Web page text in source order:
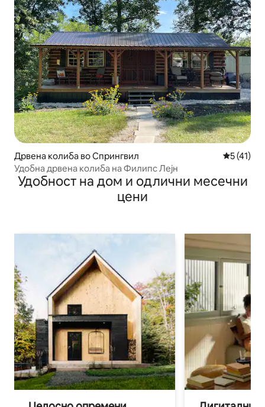
Дрвена колиба во Спрингвил
5 (41)
Удобна дрвена колиба на Филипс Лејн
Удобност на дом и одлични месечни
цени